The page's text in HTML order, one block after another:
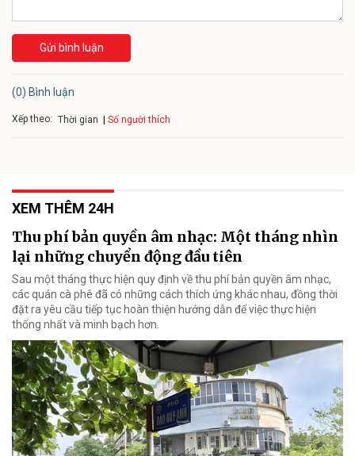
Gửi bình luận
(0) Bình luận
Xếp theo: Thời gian Số người thích
XEM THÊM 24H
Thu phí bản quyền âm nhạc: Một tháng nhìn
lại những chuyển động đầu tiên
Sau một tháng thực hiện quy định về thu phí bản quyền âm nhạc,
các quán cà phê đã có những cách thích ứng khác nhau, đồng thời
đặt ra yêu cầu tiếp tục hoàn thiện hướng dẫn để việc thực hiện
thống nhất và minh bạch hơn.